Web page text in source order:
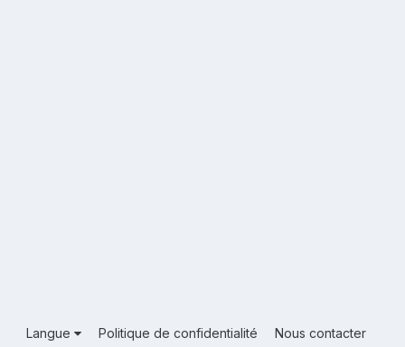
Langue Politique de confidentialité
Nous contacter